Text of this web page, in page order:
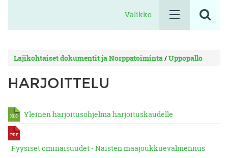
Valikko
Lajikohtaiset dokumentit ja Norppatoiminta/Uppopallo
HARJOITTELU
XLS Yleinen harjoitusohjelma harjoituskaudelle
PDF
Fyysiset ominaisuudet - Naisten maajoukkuevalmennus